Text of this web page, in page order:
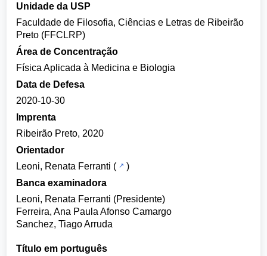
Unidade da USP
Faculdade de Filosofia, Ciências e Letras de Ribeirão
Preto (FFCLRP)
Área de Concentração
Física Aplicada à Medicina e Biologia
Data de Defesa
2020-10-30
Imprenta
Ribeirão Preto, 2020
Orientador
Leoni, Renata Ferranti (
)
Banca examinadora
Leoni, Renata Ferranti (Presidente)
Ferreira, Ana Paula Afonso Camargo
Sanchez, Tiago Arruda
Título em português